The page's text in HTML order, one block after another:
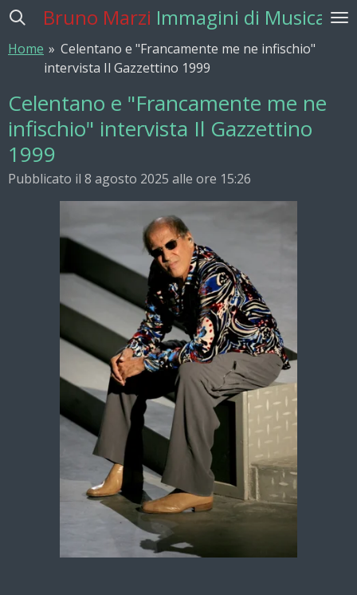
Vai
contenuto
principale
Bruno Marzi Immagini di Musica
Home » Celentano e "Francamente me ne infischio"
intervista Il Gazzettino 1999
Celentano e "Francamente me ne
infischio" intervista Il Gazzettino
1999
Pubblicato il 8 agosto 2025 alle ore 15:26